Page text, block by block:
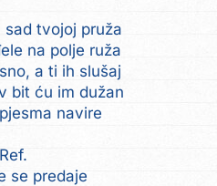
sad tvojoj pruža
na polje ruža
a ti ih slušaj
bit ću im dužan
navire
Ref.
se predaje